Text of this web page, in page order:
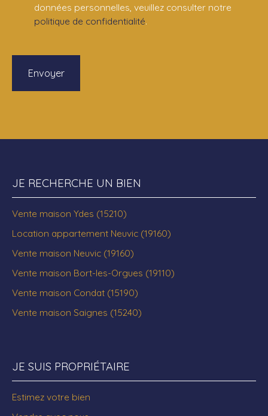
données personnelles, veuillez consulter notre
politique de confidentialité.
Envoyer
JE RECHERCHE UN BIEN
Vente maison Ydes (15210)
Location appartement Neuvic (19160)
Vente maison Neuvic (19160)
Vente maison Bort-les-Orgues (19110)
Vente maison Condat (15190)
Vente maison Saignes (15240)
JE SUIS PROPRIÉTAIRE
Estimez votre bien